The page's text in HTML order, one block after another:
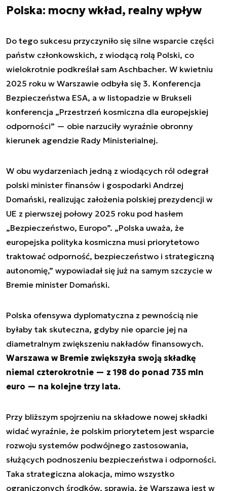
Polska: mocny wkład, realny wpływ
Do tego sukcesu przyczyniło się silne wsparcie części
państw członkowskich, z wiodącą rolą Polski, co
wielokrotnie podkreślał sam Aschbacher. W kwietniu
2025 roku w Warszawie odbyła się 3. Konferencja
Bezpieczeństwa ESA, a w listopadzie w Brukseli
konferencja „Przestrzeń kosmiczna dla europejskiej
odporności” — obie narzuciły wyraźnie obronny
kierunek agendzie Rady Ministerialnej.
W obu wydarzeniach jedną z wiodących ról odegrał
polski minister finansów i gospodarki Andrzej
Domański, realizując założenia polskiej prezydencji w
UE z pierwszej połowy 2025 roku pod hasłem
„Bezpieczeństwo, Europo”. „Polska uważa, że
europejska polityka kosmiczna musi priorytetowo
traktować odporność, bezpieczeństwo i strategiczną
autonomię,” wypowiadał się już na samym szczycie w
Bremie minister Domański.
Polska ofensywa dyplomatyczna z pewnością nie
byłaby tak skuteczna, gdyby nie oparcie jej na
diametralnym zwiększeniu nakładów finansowych.
Warszawa w Bremie zwiększyła swoją składkę
niemal czterokrotnie — z 198 do ponad 735 mln
euro — na kolejne trzy lata.
Przy bliższym spojrzeniu na składowe nowej składki
widać wyraźnie, że polskim priorytetem jest wsparcie
rozwoju systemów podwójnego zastosowania,
służących podnoszeniu bezpieczeństwa i odporności.
Taka strategiczna alokacja, mimo wszystko
ograniczonych środków, sprawia, że Warszawa jest w